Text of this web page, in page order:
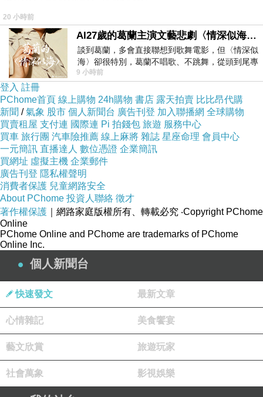
[註]：影片標題：《綿延800餘年的朱子家宴，一席一宴中蘊
藏著一方水土，一滋一味間融溢著萬般情懷》
心裡思緒著
如果來是可以選擇
願生長與生活在這種地方
畢竟從有記憶起
想要自己生活的那時刻起
20 小時前
AI27歲的葛蘭主演文藝悲劇〈情深似海〉 #戀上老電影 #葛蘭 #粟子
談到葛蘭，多會直接聯想到歌舞電影，但〈情深似
海〉卻很特別，葛蘭不唱歌、不跳舞，從頭到尾專
心演戲。拍攝期間，經常工作超過12個鐘
9 小時前
登入 註冊
PChome首頁 線上購物 24h購物 書店 露天拍賣 比比昂代購
新聞 /氣象 股市 個人新聞台 廣告刊登 加入聯播網 全球購物
買賣租屋 支付連 國際連 Pi 拍錢包 旅遊 服務中心
買車 旅行團 汽車險推薦 線上麻將 雜誌 星座命理 會員中心
一元簡訊 直播達人 數位憑證 企業簡訊
買網址 虛擬主機 企業郵件
廣告刊登 隱私權聲明
消費者保護 兒童網路安全
About PChome 投資人聯絡 徵才
著作權保護 ｜網路家庭版權所有、轉載必究 ‧Copyright PChome
Online
PChome Online and PChome are trademarks of PChome
Online Inc.
個人新聞台
快速發文 最新文章
心情雜記 美食饗宴
藝文欣賞 旅遊玩家
社會萬象 影視娛樂